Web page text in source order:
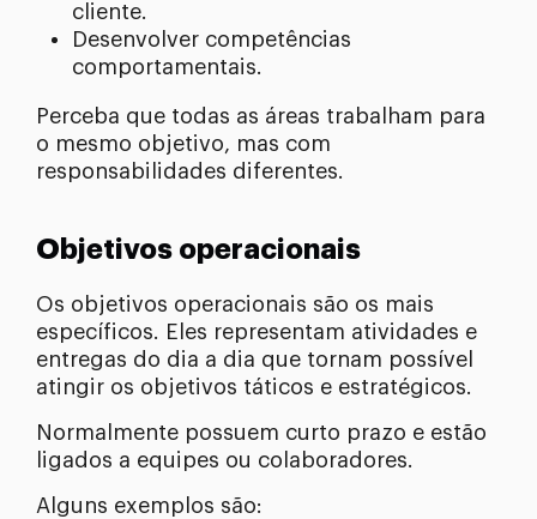
cliente.
Desenvolver competências
comportamentais.
Perceba que todas as áreas trabalham para
o mesmo objetivo, mas com
responsabilidades diferentes.
Objetivos operacionais
Os objetivos operacionais são os mais
específicos. Eles representam atividades e
entregas do dia a dia que tornam possível
atingir os objetivos táticos e estratégicos.
Normalmente possuem curto prazo e estão
ligados a equipes ou colaboradores.
Alguns exemplos são: